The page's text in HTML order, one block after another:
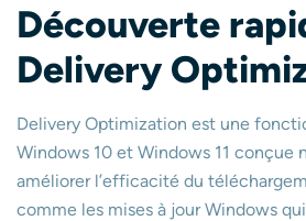
Découverte
Delivery
Delivery Optimization est une
Windows 10 et Windows 11 conçue
améliorer l’efficacité du
comme les mises à jour Windows